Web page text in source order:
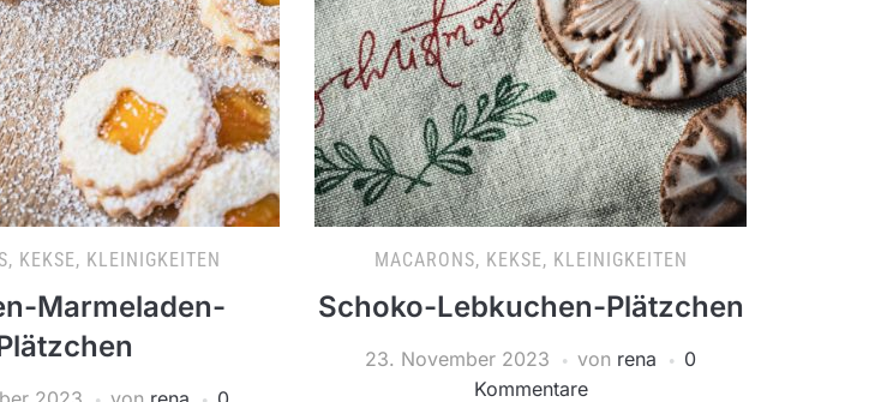
KEKSE, KLEINIGKEITEN
Marmeladen-
MACARONS, KEKSE, KLEINIGKEITEN
Schoko-Lebkuchen-Plätzchen
23. November 2023 von rena
0
Kommentare